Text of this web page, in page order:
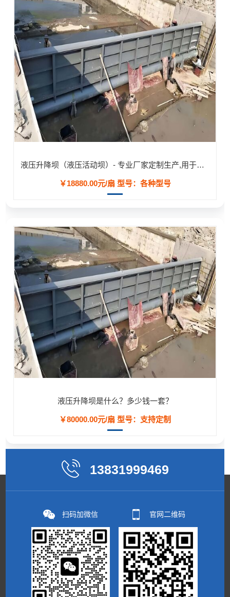
液压升降坝（液压活动坝）- 专业厂家定制生产,用于河道/防汛工程
￥18880.00元/扇 型号：各种型号
液压升降坝是什么？多少钱一套？
￥80000.00元/扇 型号：支持定制
13831999469
扫码加微信 官网二维码